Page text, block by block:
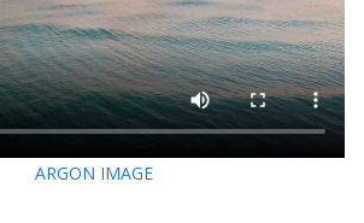
ARGON IMAGE